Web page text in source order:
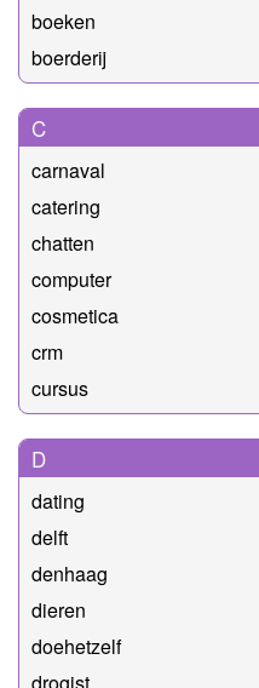
boeken
boerderij
C
carnaval
catering
chatten
computer
cosmetica
crm
cursus
D
dating
delft
denhaag
dieren
doehetzelf
drogist